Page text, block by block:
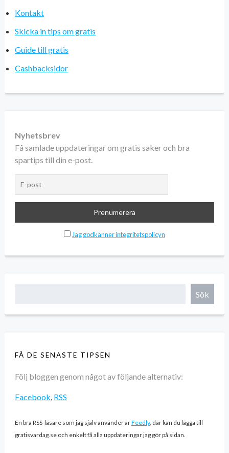
Kontakt
Skicka in tips om gratis
Guide till gratis
Cashbacksidor
Nyhetsbrev
Få samlade uppdateringar om gratis saker och bra
spartips till din e-post.
Jag godkänner integritetspolicyn
Sök
FÅ DE SENASTE TIPSEN
Följ bloggen genom något av följande alternativ:
Facebook, RSS
En bra RSS-läsare som jag själv använder ärFeedly, där kan du lägga till
gratisvardag.se och enkelt få alla uppdateringar jag gör på sidan.